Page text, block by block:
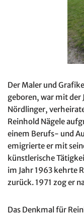
Der Maler und
geboren, war mit der
Nördlinger,
Reinhold Nägele
einem Berufs- und
emigrierte er mit
künstlerische
im Jahr 1963 kehrte
zurück. 1971 zog er
Das Denkmal für